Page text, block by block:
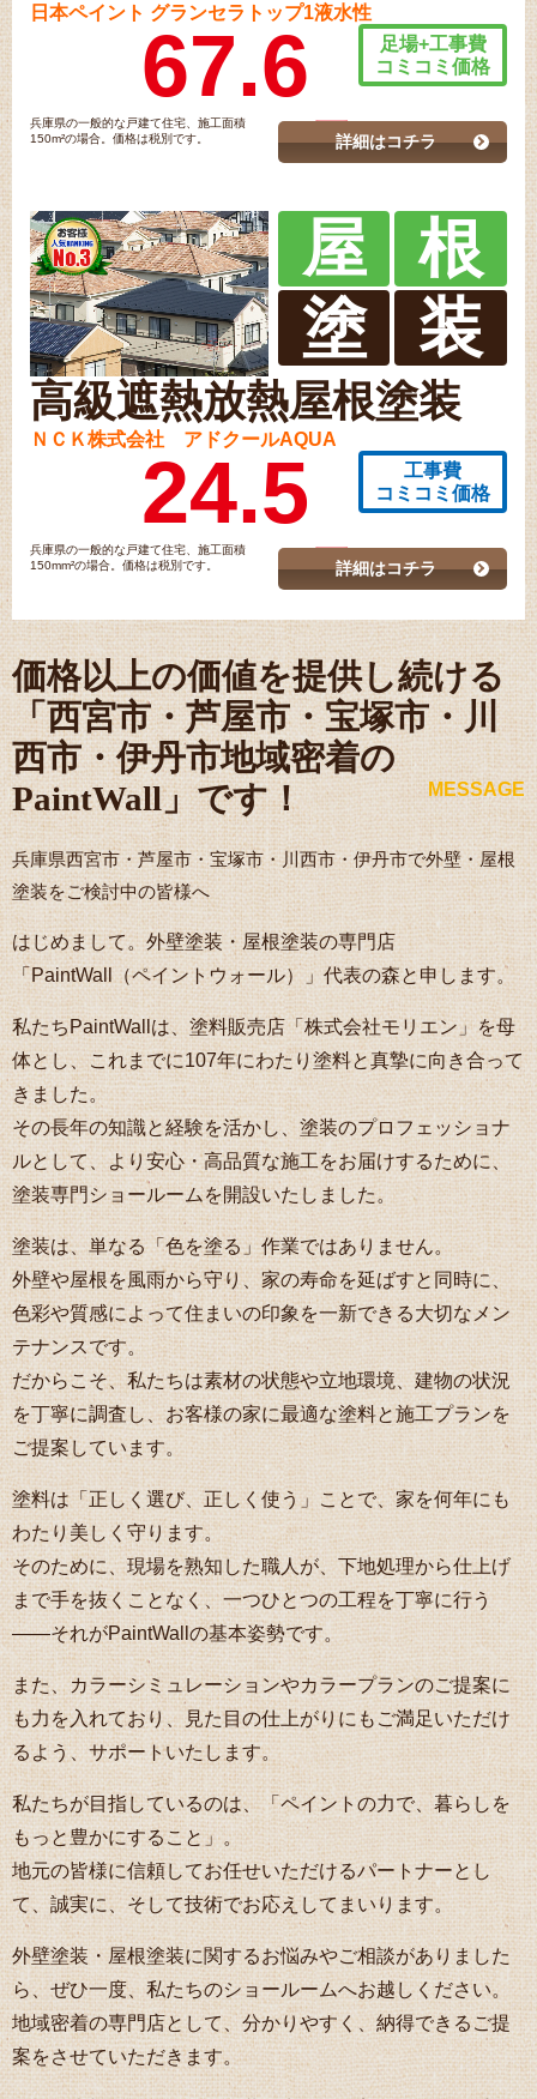
日本ペイント グランセラトップ1液水性
足場+工事費
コミコミ価格
67.6
兵庫県の一般的な戸建て住宅、施工面積
150m²の場合。価格は税別です。
詳細はコチラ
屋
根
塗
装
高級遮熱放熱屋根塗装
ＮＣＫ株式会社 アドクールAQUA
工事費
コミコミ価格
24.5
兵庫県の一般的な戸建て住宅、施工面積
150mm²の場合。価格は税別です。
詳細はコチラ
価格以上の価値を提供し続ける
「西宮市・芦屋市・宝塚市・川
西市・伊丹市地域密着の
PaintWall」です！
MESSAGE
兵庫県西宮市・芦屋市・宝塚市・川西市・伊丹市で外壁・屋根
塗装をご検討中の皆様へ
はじめまして。外壁塗装・屋根塗装の専門店
「PaintWall（ペイントウォール）」代表の森と申します。
私たちPaintWallは、塗料販売店「株式会社モリエン」を母
体とし、これまでに107年にわたり塗料と真摯に向き合って
きました。
その長年の知識と経験を活かし、塗装のプロフェッショナ
ルとして、より安心・高品質な施工をお届けするために、
塗装専門ショールームを開設いたしました。
塗装は、単なる「色を塗る」作業ではありません。
外壁や屋根を風雨から守り、家の寿命を延ばすと同時に、
色彩や質感によって住まいの印象を一新できる大切なメン
テナンスです。
だからこそ、私たちは素材の状態や立地環境、建物の状況
を丁寧に調査し、お客様の家に最適な塗料と施工プランを
ご提案しています。
塗料は「正しく選び、正しく使う」ことで、家を何年にも
わたり美しく守ります。
そのために、現場を熟知した職人が、下地処理から仕上げ
まで手を抜くことなく、一つひとつの工程を丁寧に行う
――それがPaintWallの基本姿勢です。
また、カラーシミュレーションやカラープランのご提案に
も力を入れており、見た目の仕上がりにもご満足いただけ
るよう、サポートいたします。
私たちが目指しているのは、「ペイントの力で、暮らしを
もっと豊かにすること」。
地元の皆様に信頼してお任せいただけるパートナーとし
て、誠実に、そして技術でお応えしてまいります。
外壁塗装・屋根塗装に関するお悩みやご相談がありました
ら、ぜひ一度、私たちのショールームへお越しください。
地域密着の専門店として、分かりやすく、納得できるご提
案をさせていただきます。